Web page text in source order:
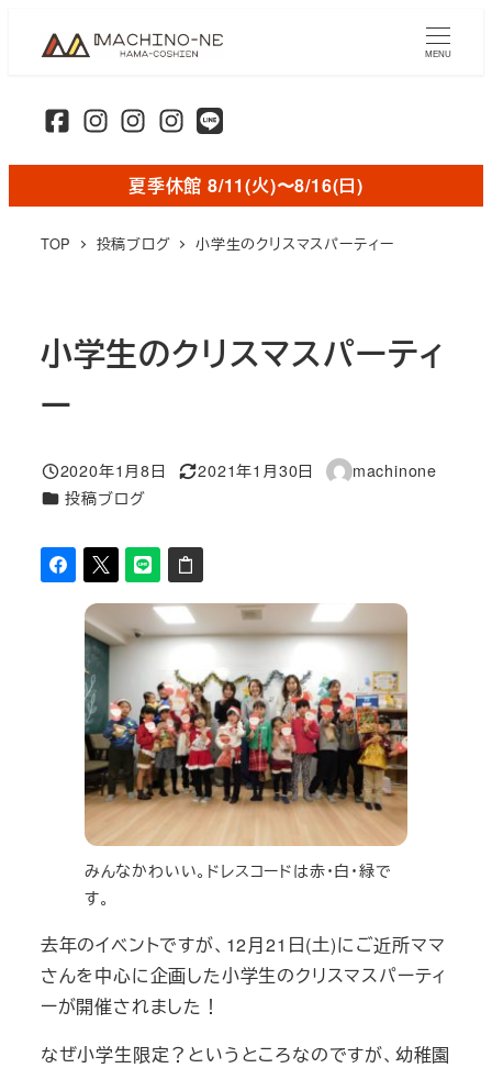
ン
MENU
夏季休館 8/11(火)〜8/16(日)
TOP 投稿ブログ 小学生のクリスマスパーティー
小学生のクリスマスパーティ
ー
投稿日
2020年1月8日
更新日
2021年1月30日
著
machinone
カテゴリー
投稿ブログ
みんなかわいい。ドレスコードは赤・白・緑で
す。
去年のイベントですが、12月21日(土)にご近所ママ
さんを中心に企画した小学生のクリスマスパーティ
ーが開催されました！
なぜ小学生限定？というところなのですが、幼稚園